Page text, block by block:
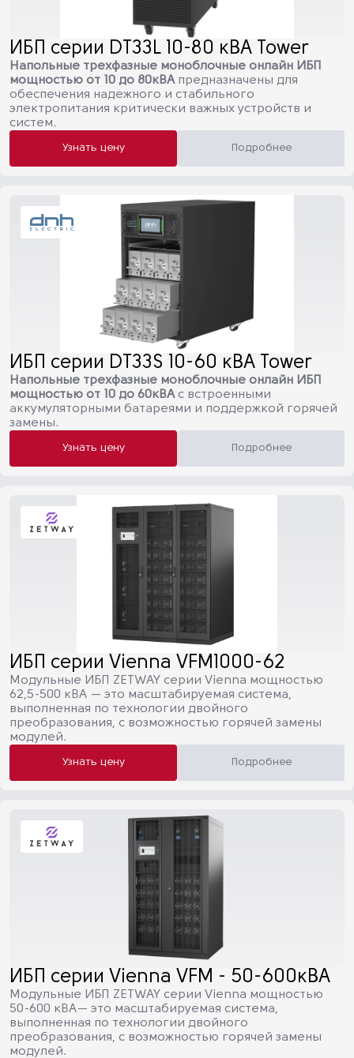
ИБП серии DT33L 10-80 кВА Tower
Напольные трехфазные моноблочные онлайн ИБП
мощностью от 10 до 80кВАпредназначены для
обеспечения надежного и стабильного
электропитания критически важных устройств и
систем.
Узнать цену Подробнее
ИБП серии DT33S 10-60 кВА Tower
Напольные трехфазные моноблочные онлайн ИБП
мощностью от 10 до 60кВАс встроенными
аккумуляторными батареями и поддержкой горячей
замены.
Узнать цену Подробнее
ИБП серии Vienna VFM1000-62
Модульные ИБП ZETWAY серии Vienna мощностью
62,5-500 кВА — это масштабируемая система,
выполненная по технологии двойного
преобразования, с возможностью горячей замены
модулей.
Узнать цену Подробнее
ИБП серии Vienna VFM - 50-600кВА
Модульные ИБП ZETWAY серии Vienna мощностью
50-600 кВА— это масштабируемая система,
выполненная по технологии двойного
преобразования, с возможностью горячей замены
модулей.